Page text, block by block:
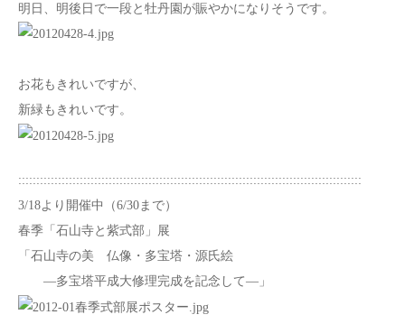
明日、明後日で一段と牡丹園が賑やかになりそうです。
お花もきれいですが、
新緑もきれいです。
:::::::::::::::::::::::::::::::::::::::::::::::::::::::::::::::::::::::::::::::::::::::::::::::
3/18より開催中（6/30まで）
春季「石山寺と紫式部」展
「石山寺の美 仏像・多宝塔・源氏絵
―多宝塔平成大修理完成を記念して―」